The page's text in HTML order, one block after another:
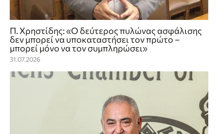
Π. Χρηστίδης: «Ο δεύτερος πυλώνας ασφάλισης
δεν μπορεί να υποκαταστήσει τον πρώτο –
μπορεί μόνο να τον συμπληρώσει»
31.07.2026